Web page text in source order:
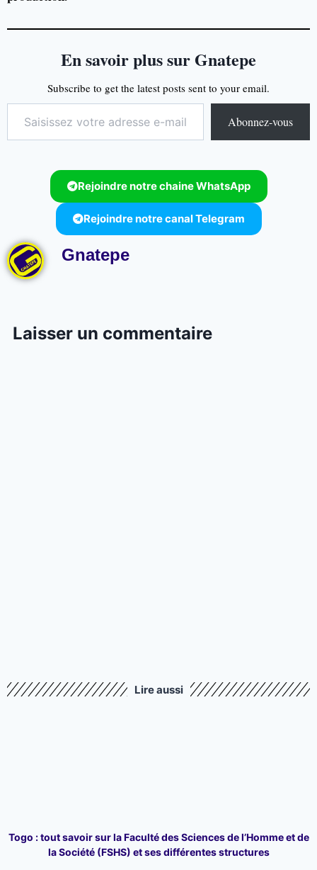
En savoir plus sur Gnatepe
Subscribe to get the latest posts sent to your email.
Abonnez-vous
Rejoindre notre chaine WhatsApp
Rejoindre notre canal Telegram
Gnatepe
Laisser un commentaire
Lire aussi
Togo : tout savoir sur la Faculté des Sciences de l’Homme et de
la Société (FSHS) et ses différentes structures